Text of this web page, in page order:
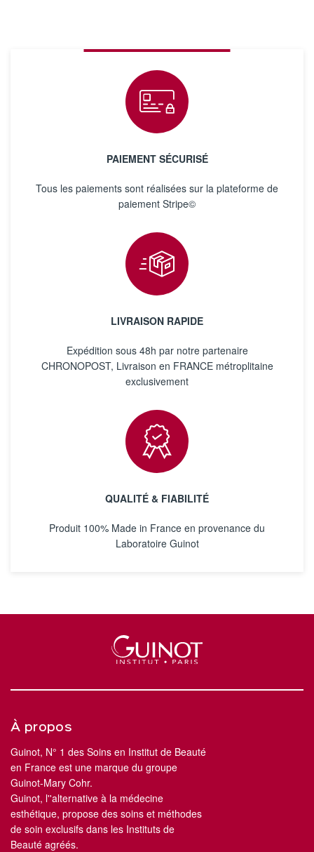
PAIEMENT SÉCURISÉ
Tous les paiements sont réalisées sur la plateforme de
paiement Stripe©
LIVRAISON RAPIDE
Expédition sous 48h par notre partenaire
CHRONOPOST, Livraison en FRANCE métroplitaine
exclusivement
QUALITÉ & FIABILITÉ
Produit 100% Made in France en provenance du
Laboratoire Guinot
À propos
Guinot, N° 1 des Soins en Institut de Beauté
en France est une marque du groupe
Guinot-Mary Cohr.
Guinot, l''alternative à la médecine
esthétique, propose des soins et méthodes
de soin exclusifs dans les Instituts de
Beauté agréés.